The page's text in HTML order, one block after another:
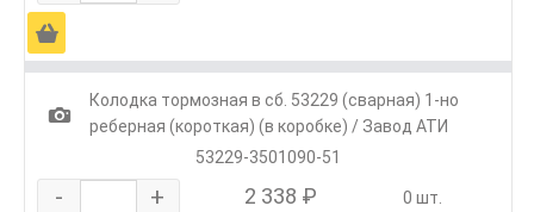
Ä
1
Колодка тормозная в сб. 53229 (сварная) 1-но
реберная (короткая) (в коробке) / Завод АТИ
53229-3501090-51
- + 2 338 ₽ 0 шт.